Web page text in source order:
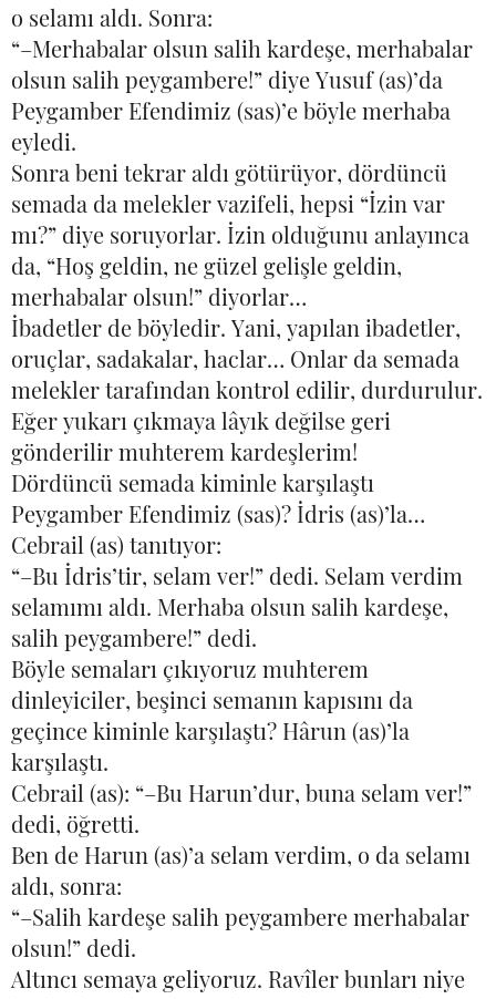
o selamı aldı. Sonra:
“–Merhabalar olsun salih kardeşe, merhabalar
olsun salih peygambere!” diye Yusuf (as)’da
Peygamber Efendimiz (sas)’e böyle merhaba
eyledi.
Sonra beni tekrar aldı götürüyor, dördüncü
semada da melekler vazifeli, hepsi “İzin var
mı?” diye soruyorlar. İzin olduğunu anlayınca
da, “Hoş geldin, ne güzel gelişle geldin,
merhabalar olsun!” diyorlar…
İbadetler de böyledir. Yani, yapılan ibadetler,
oruçlar, sadakalar, haclar… Onlar da semada
melekler tarafından kontrol edilir, durdurulur.
Eğer yukarı çıkmaya lâyık değilse geri
gönderilir muhterem kardeşlerim!
Dördüncü semada kiminle karşılaştı
Peygamber Efendimiz (sas)? İdris (as)’la…
Cebrail (as) tanıtıyor:
“–Bu İdris’tir, selam ver!” dedi. Selam verdim
selamımı aldı. Merhaba olsun salih kardeşe,
salih peygambere!” dedi.
Böyle semaları çıkıyoruz muhterem
dinleyiciler, beşinci semanın kapısını da
geçince kiminle karşılaştı? Hârun (as)’la
karşılaştı.
Cebrail (as): “–Bu Harun’dur, buna selam ver!”
dedi, öğretti.
Ben de Harun (as)’a selam verdim, o da selamı
aldı, sonra:
“–Salih kardeşe salih peygambere merhabalar
olsun!” dedi.
Altıncı semaya geliyoruz. Ravîler bunları niye